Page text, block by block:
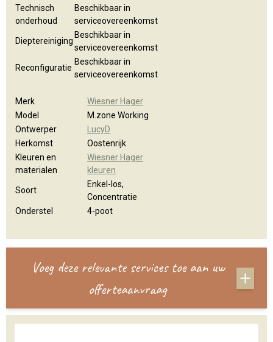
Technisch
onderhoud
Beschikbaar in
serviceovereenkomst
Dieptereiniging
Beschikbaar in
serviceovereenkomst
Reconfiguratie
Beschikbaar in
serviceovereenkomst
Merk
Wiesner Hager
Model
M.zone Working
Ontwerper
LucyD
Herkomst
Oostenrijk
Kleuren en
materialen
Wiesner Hager
kleuren
Soort
Enkel-los,
Concentratie
Onderstel
4-poot
Voeg deze relevante services toe aan uw
offerteaanvraag